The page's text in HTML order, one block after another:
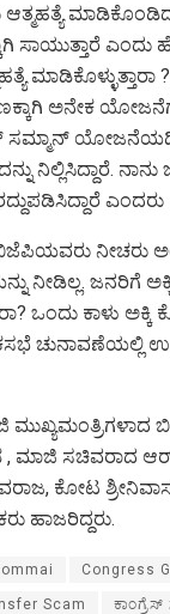
ಆತ್ಮಹತ್ಯೆ
ಸಾಯುತ್ತಾರೆ ಎಂದು
ಅನೇಕ
ಸಮ್ಮಾನ್ ಯೋಜನೆಯಡಿ
ನಿಲ್ಲಿಸಿದ್ದಾರೆ. ನಾನು
ಎಂದರು
ನೀಚರು
ನೀಡಿಲ್ಲ. ಜನರಿಗೆ
ಒಂದು ಕಾಳು ಅಕ್ಕಿ
ಚುನಾವಣೆಯಲ್ಲಿ
, ಮಾಜಿ ಸಚಿವರಾದ
ಕೋಟ
ಹಾಜರಿದ್ದರು.
Congress
Scam ಕಾಂಗ್ರೆಸ್‌